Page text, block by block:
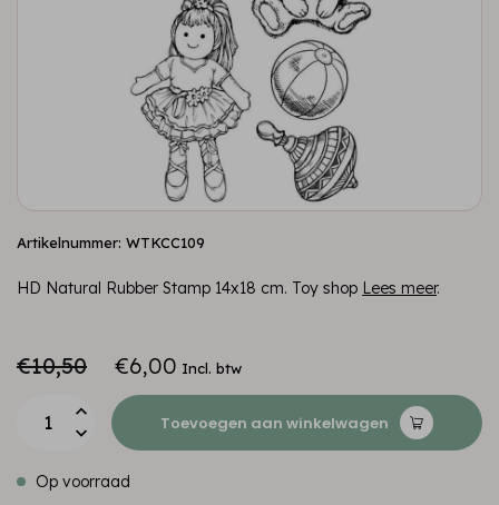
Artikelnummer: WTKCC109
HD Natural Rubber Stamp 14x18 cm. Toy shop Lees meer.
€10,50 €6,00 Incl. btw
Toevoegen aan winkelwagen
Op voorraad